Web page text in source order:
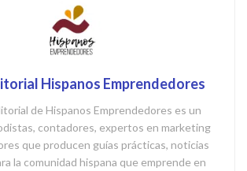
Hispanos Emprendedores
de Hispanos Emprendedores es un
contadores, expertos en marketing
que producen guías prácticas, noticias
la comunidad hispana que emprende en